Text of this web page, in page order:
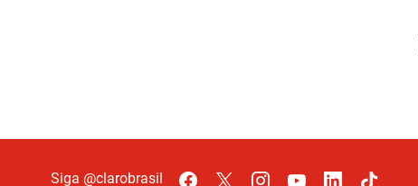
Siga @clarobrasil